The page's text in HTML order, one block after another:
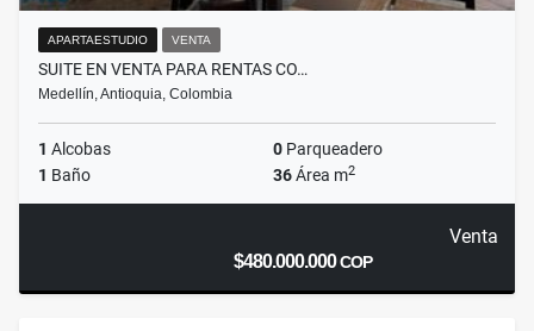
APARTAESTUDIO VENTA
SUITE EN VENTA PARA RENTAS CO…
Medellín, Antioquia, Colombia
1 Alcobas 0 Parqueadero
1 Baño 36Área m2
Venta
$480.000.000COP